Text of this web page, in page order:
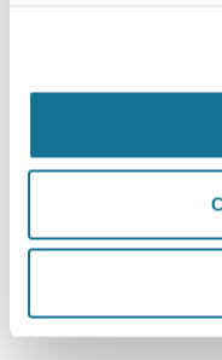
簡単
クリサリクスは、
することををお約
暗号化されていま